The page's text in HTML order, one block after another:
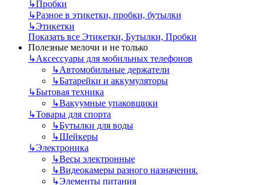
↳Пробки
↳Разное в этикетки, пробки, бутылки
↳Этикетки
Показать все Этикетки, Бутылки, Пробки
Полезные мелочи и не только
↳Аксессуары для мобильных телефонов
↳Автомобильные держатели
↳Батарейки и аккумуляторы
↳Бытовая техника
↳Вакуумные упаковщики
↳Товары для спорта
↳Бутылки для воды
↳Шейкеры
↳Электроника
↳Весы электронные
↳Видеокамеры разного назначения.
↳Элементы питания